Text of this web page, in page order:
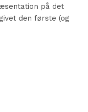
på det
den første (og